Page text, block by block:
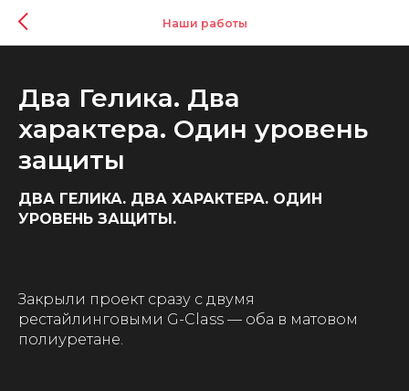
Наши работы
Два Гелика. Два
характера. Один уровень
защиты
ДВА ГЕЛИКА. ДВА ХАРАКТЕРА. ОДИН
УРОВЕНЬ ЗАЩИТЫ.
Закрыли проект сразу с двумя
рестайлинговыми G-Class — оба в матовом
полиуретане.